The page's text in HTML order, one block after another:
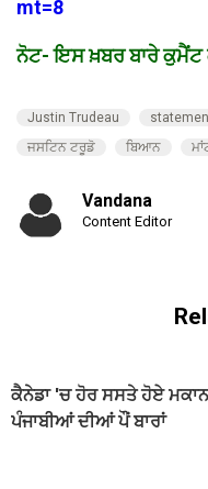
mt=8
ਨੋਟ- ਇਸ ਖ਼ਬਰ ਬਾਰੇ ਕੁਮੈਂਟ
Justin Trudeau
ਜਸਟਿਨ ਟਰੂਡੋ
ਬਿਆਨ
Vandana
Content Editor
ਕੈਨੇਡਾ 'ਚ ਹੋਰ ਸਸਤੇ ਹੋਏ
ਪੰਜਾਬੀਆਂ ਦੀਆਂ ਪੌਂ ਬਾਰਾਂ